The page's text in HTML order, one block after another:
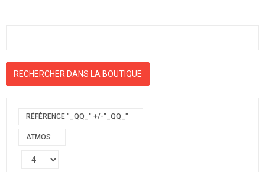
RÉFÉRENCE "_QQ_" +/-"_QQ_"
ATMOS